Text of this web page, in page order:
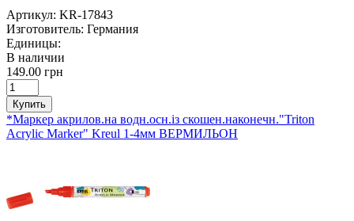
Артикул: KR-17843
Изготовитель: Германия
Единицы:
В наличии
149.00 грн
Купить
*Маркер акрилов.на водн.осн.із скошен.наконечн."Triton
Acrylic Marker" Kreul 1-4мм ВЕРМИЛЬОН